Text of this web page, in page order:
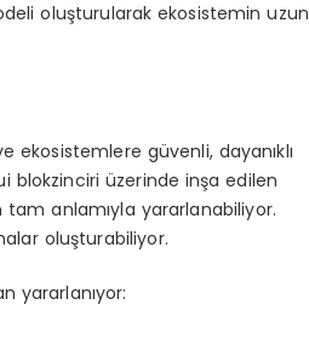
oluşturularak ekosistemin uzun
güvenli, dayanıklı
blokzinciri üzerinde inşa edilen
anlamıyla yararlanabiliyor.
oluşturabiliyor.
yararlanıyor: